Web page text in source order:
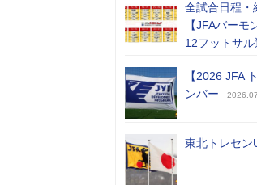
全試合日程・
【JFAバー
12フットサル
【2026 JFA
ンバー
東北トレセン